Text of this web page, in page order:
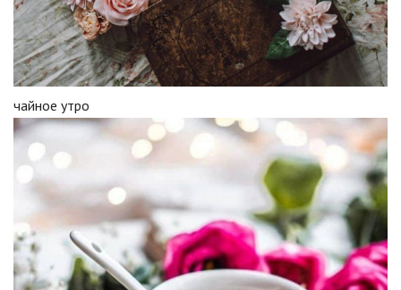
чайное утро